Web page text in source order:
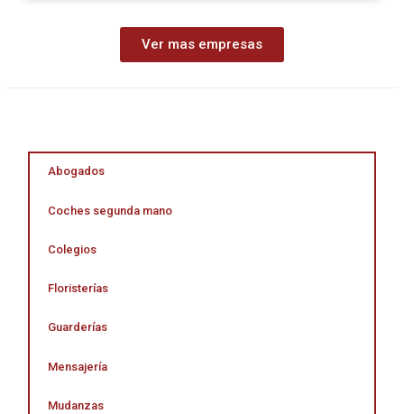
Abogados
Coches segunda mano
Colegios
Floristerías
Guarderías
Mensajería
Mudanzas
Ver mas empresas